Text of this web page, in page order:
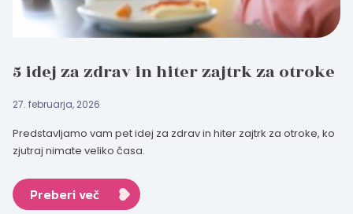
5 idej za zdrav in hiter zajtrk za otroke
27. februarja, 2026
Predstavljamo vam pet idej za zdrav in hiter zajtrk za otroke, ko
zjutraj nimate veliko časa.
Preberi več